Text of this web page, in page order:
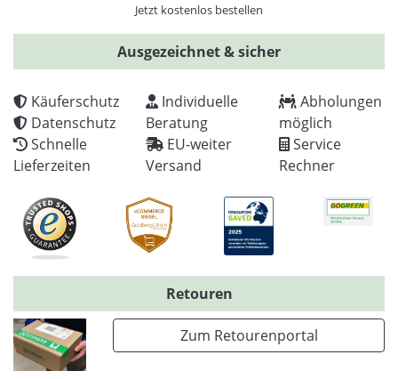
Jetzt kostenlos bestellen
Ausgezeichnet & sicher
Käuferschutz
Datenschutz
Schnelle
Lieferzeiten
Individuelle
Beratung
EU-weiter
Versand
Abholungen
möglich
Service
Rechner
Retouren
Zum Retourenportal